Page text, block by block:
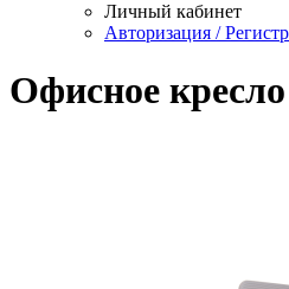
Личный кабинет
Авторизация /
Офисное